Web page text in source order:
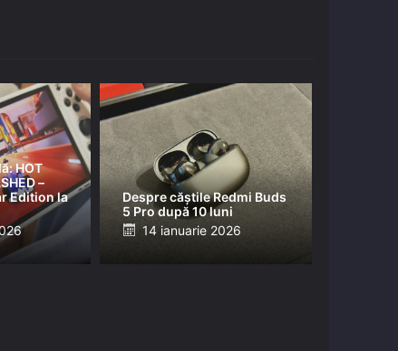
HOT
–
Edition la
Despre căștile Redmi Buds
5 Pro după 10 luni
Posted
14 ianuarie 2026